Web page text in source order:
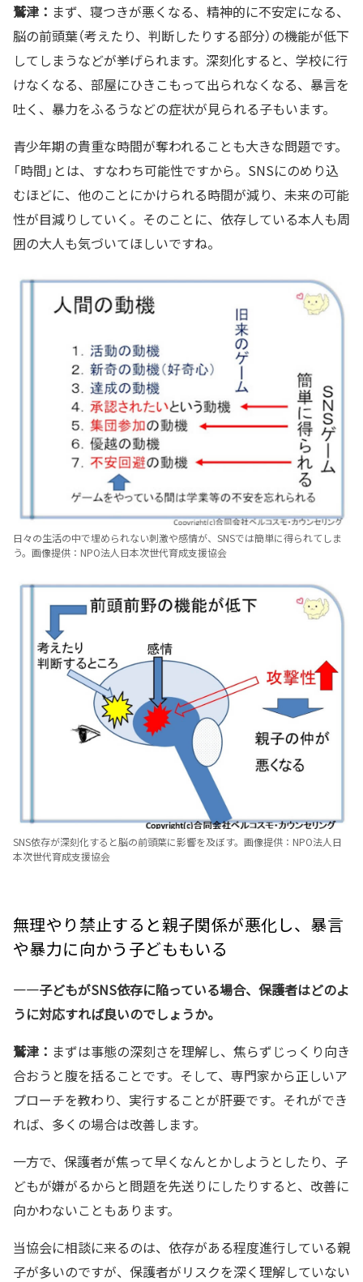
鷲津： まず、寝つきが悪くなる、精神的に不安定になる、
脳の前頭葉（考えたり、判断したりする部分）の機能が低下
してしまうなどが挙げられます。深刻化すると、学校に行
けなくなる、部屋にひきこもって出られなくなる、暴言を
吐く、暴力をふるうなどの症状が見られる子もいます。
青少年期の貴重な時間が奪われることも大きな問題です。
「時間」とは、すなわち可能性ですから。SNSにのめり込
むほどに、他のことにかけられる時間が減り、未来の可能
性が目減りしていく。そのことに、依存している本人も周
囲の大人も気づいてほしいですね。
日々の生活の中で埋められない刺激や感情が、SNSでは簡単に得られてしま
う。画像提供：NPO法人日本次世代育成支援協会
SNS依存が深刻化すると脳の前頭葉に影響を及ぼす。画像提供：NPO法人日
本次世代育成支援協会
無理やり禁止すると親子関係が悪化し、暴言
や暴力に向かう子どももいる
—―子どもがSNS依存に陥っている場合、保護者はどのよ
うに対応すれば良いのでしょうか。
鷲津： まずは事態の深刻さを理解し、焦らずじっくり向き
合おうと腹を括ることです。そして、専門家から正しいア
プローチを教わり、実行することが肝要です。それができ
れば、多くの場合は改善します。
一方で、保護者が焦って早くなんとかしようとしたり、子
どもが嫌がるからと問題を先送りにしたりすると、改善に
向かわないこともあります。
当協会に相談に来るのは、依存がある程度進行している親
子が多いのですが、保護者がリスクを深く理解していない